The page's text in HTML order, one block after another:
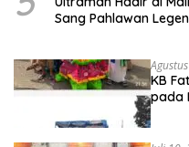
Sang Pahlawan
KB
pada